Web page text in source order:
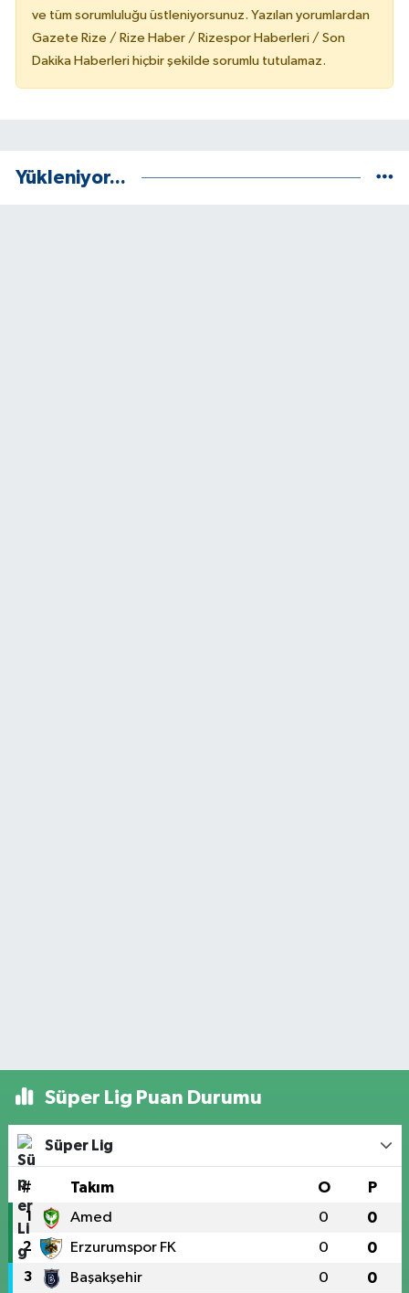
ve tüm sorumluluğu üstleniyorsunuz. Yazılan yorumlardan
Gazete Rize / Rize Haber / Rizespor Haberleri / Son
Dakika Haberleri hiçbir şekilde sorumlu tutulamaz.
Yükleniyor...
Süper Lig Puan Durumu
Süper Lig
# Takım O P
1 Amed 0 0
2 Erzurumspor FK 0 0
3 Başakşehir 0 0